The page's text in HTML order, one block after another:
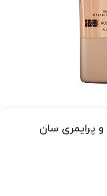
پرایمری سان